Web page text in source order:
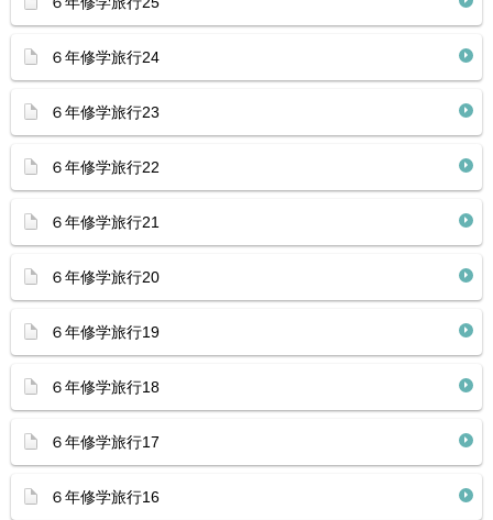
６年修学旅行24
６年修学旅行23
６年修学旅行22
６年修学旅行21
６年修学旅行20
６年修学旅行19
６年修学旅行18
６年修学旅行17
６年修学旅行16